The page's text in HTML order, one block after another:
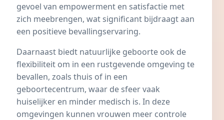
gevoel van empowerment en satisfactie met
zich meebrengen, wat significant bijdraagt aan
een positieve bevallingservaring.
Daarnaast biedt natuurlijke geboorte ook de
flexibiliteit om in een rustgevende omgeving te
bevallen, zoals thuis of in een
geboortecentrum, waar de sfeer vaak
huiselijker en minder medisch is. In deze
omgevingen kunnen vrouwen meer controle